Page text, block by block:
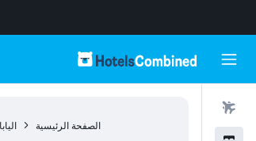
الصفحة الرئيسية